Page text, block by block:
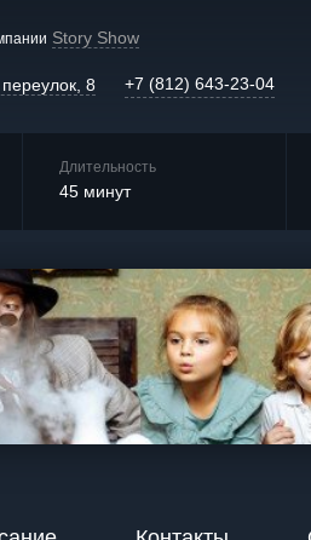
Story Show
8 +7 (812) 643-23-04
Длительность
45 минут